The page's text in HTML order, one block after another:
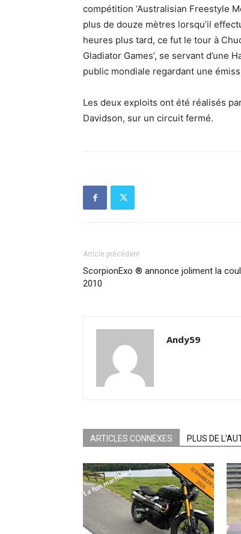
compétition ‘Australisian Freestyle
plus de douze mètres lorsqu’il
heures plus tard, ce fut le tour à
Gladiator Games’, se servant d’une
public mondiale regardant une
Les deux exploits ont été réalisés
Davidson, sur un circuit fermé.
Article précédent
ScorpionExo ® annonce joliment la
2010
Andy59
ARTICLES CONNEXES PLUS DE